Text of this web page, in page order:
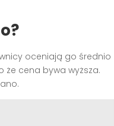
oceniają go średnio
że cena bywa wyższa.